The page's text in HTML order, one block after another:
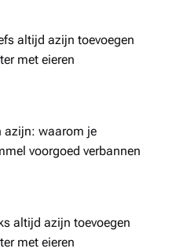
altijd azijn toevoegen
met eieren
azijn: waarom je
voorgoed verbannen
altijd azijn toevoegen
met eieren